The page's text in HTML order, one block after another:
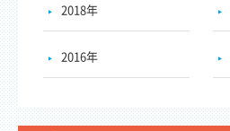
2018年
2016年